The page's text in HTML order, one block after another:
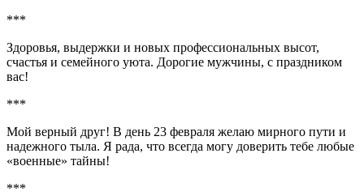
***
Здоровья, выдержки и новых профессиональных высот,
счастья и семейного уюта. Дорогие мужчины, с праздником
вас!
***
Мой верный друг! В день 23 февраля желаю мирного пути и
надежного тыла. Я рада, что всегда могу доверить тебе любые
«военные» тайны!
***